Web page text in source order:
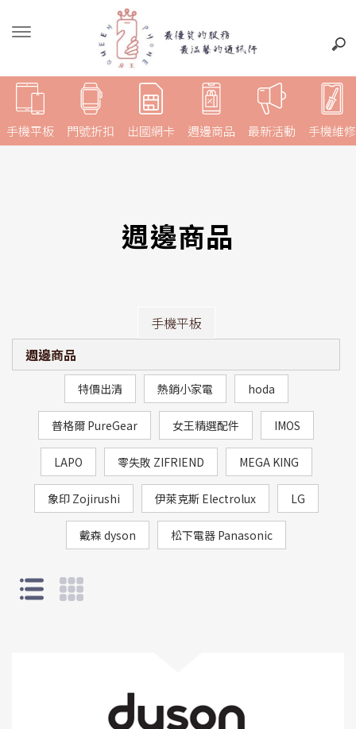
手機平板 門號折扣 週邊商品 最新活動 手機維修
出國網卡
週邊商品
手機平板
週邊商品
特價出清 熱銷小家電 hoda
普格爾 PureGear 女王精選配件 IMOS
LAPO 零失敗 ZIFRIEND MEGA KING
象印 Zojirushi 伊萊克斯 Electrolux LG
戴森 dyson 松下電器 Panasonic